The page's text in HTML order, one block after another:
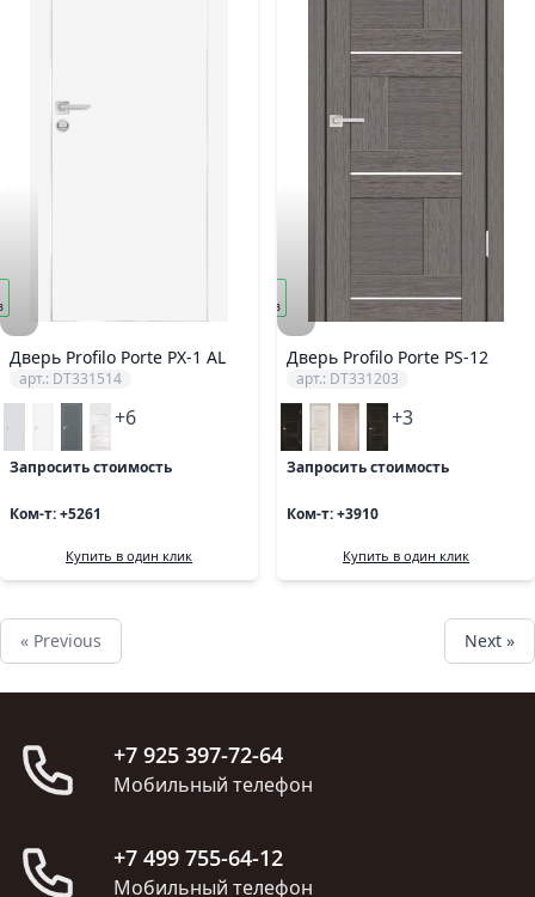
Дверь Profilo Porte PX-1 AL
арт.: DT331514
+6
Запросить стоимость
Ком-т: +5261
Купить в один клик
Дверь Profilo Porte PS-12
арт.: DT331203
+3
Запросить стоимость
Ком-т: +3910
заказ
Купить в один клик
« Previous Next »
+7 925 397-72-64
Мобильный телефон
+7 499 755-64-12
Мобильный телефон